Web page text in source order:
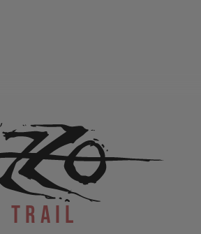
Trail